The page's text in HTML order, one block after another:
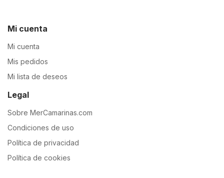
Mi cuenta
Mi cuenta
Mis pedidos
Mi lista de deseos
Legal
Sobre MerCamarinas.com
Condiciones de uso
Política de privacidad
Política de cookies